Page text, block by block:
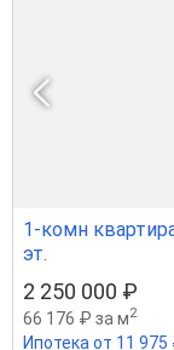
1-комн
эт.
2 250 000 ₽
66 176 ₽ за м2
Ипотека от 11